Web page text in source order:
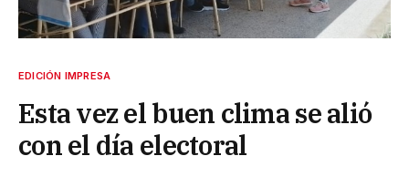
EDICIÓN IMPRESA
Esta vez el buen clima se alió
con el día electoral